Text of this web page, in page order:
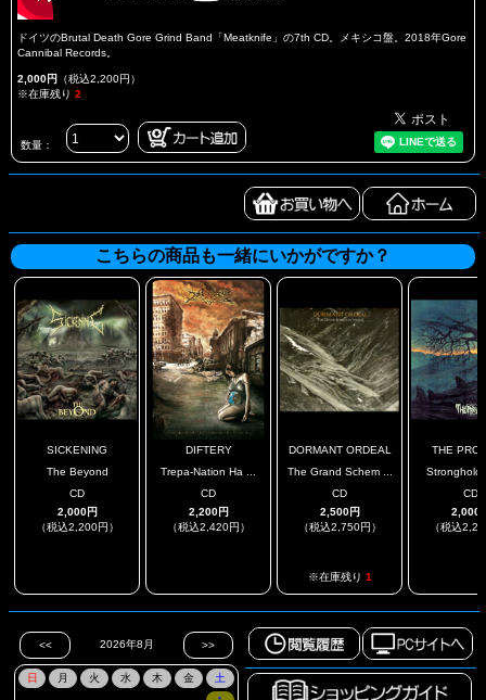
ドイツのBrutal Death Gore Grind Band「Meatknife」の7th CD。メキシコ盤。2018年Gore
Cannibal Records。
2,000円 （税込2,200円）
※在庫残り 2
数量：
こちらの商品も一緒にいかがですか？
SICKENING
The Beyond
CD
2,000円
（税込2,200円）
DIFTERY
Trepa-Nation Ha ...
CD
2,200円
（税込2,420円）
DORMANT ORDEAL
The Grand Schem ...
CD
2,500円
（税込2,750円）
※在庫残り 1
THE
CD
2,000
（税込